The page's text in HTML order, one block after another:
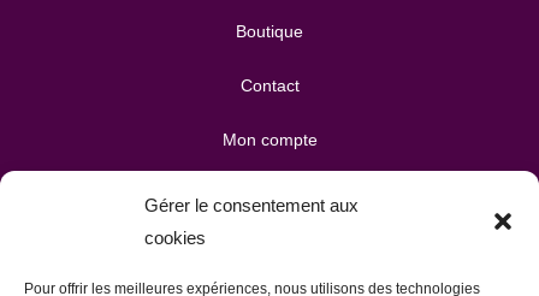
Gérer le consentement aux
cookies
Pour offrir les meilleures expériences, nous utilisons des technologies
Boutique
Contact
Mon compte
Mes téléchargements